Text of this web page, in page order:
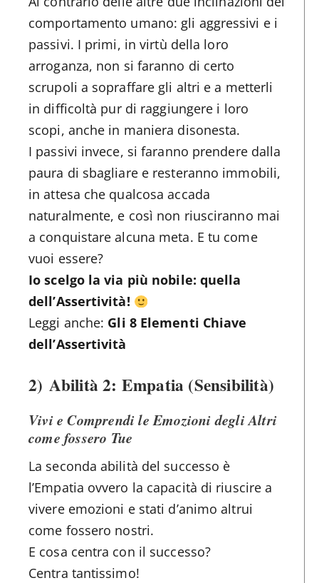
comportamento umano: gli aggressivi e i
passivi. I primi, in virtù della loro
arroganza, non si faranno di certo
scrupoli a sopraffare gli altri e a metterli
in difficoltà pur di raggiungere i loro
scopi, anche in maniera disonesta.
I passivi invece, si faranno prendere dalla
paura di sbagliare e resteranno immobili,
in attesa che qualcosa accada
naturalmente, e così non riusciranno mai
a conquistare alcuna meta. E tu come
vuoi essere?
Io scelgo la via più nobile: quella
dell’Assertività!
Leggi anche: Gli 8 Elementi Chiave
dell’Assertività
2) Abilità 2: Empatia (Sensibilità)
Vivi e Comprendi le Emozioni degli Altri
come fossero Tue
La seconda abilità del successo è
l’Empatia ovvero la capacità di riuscire a
vivere emozioni e stati d’animo altrui
come fossero nostri.
E cosa centra con il successo?
Centra tantissimo!